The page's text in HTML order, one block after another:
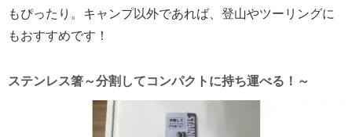
もぴったり。キャンプ以外であれば、登山やツーリングに
もおすすめです！
ステンレス箸～分割してコンパクトに持ち運べる！～